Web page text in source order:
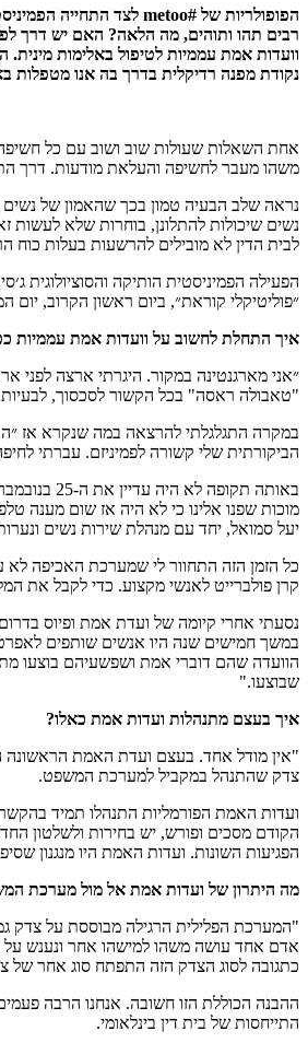
הפופולריות של #metoo לצד התחייה
רבים תהו ותוהים, מה הלאה? האם יש דרך
וועדות אמת עממיות לטיפול באלימות
נקודת מפנה רדיקלית בדרך בה אנו מטפלות
אחת השאלות שעולות שוב ושוב עם כל
משהו מעבר לחשיפה והעלאת מודעות. דרך
נראה שלב הבעיה טמון בכך שהאמון של נשים
נשים שיכולות להתלונן, בוחרות שלא
לבית הדין לא מובילים להרשעות בעלות
הפעילה הפמיניסטית הותיקה והסוציולוגית
״פוליטיקלי קוראת״, ביום ראשון הקרוב, יום המאבק הבינלאומי באלימות נגד נשים (25.11.2018). בראיון
איך התחלת לחשוב על וועדות אמת עממיות
״אני מארגנטינה במקור. היגרתי ארצה
"טאבולה ראסה" בכל הקשור לסכסוך, לבעיות
במקרה התגלגלתי להרצאה במה שנקרא אז
הביקורתית שלי קשורה לפמיניזם. עברתי לחיפה וניהלתי את
באותה
יעל סמואל, יחד עם מנהלת שירות נשים
כל הזמן הזה התחוור לי שמערכת האכיפה לא
קרן פולברייט לאנשי מקצוע. כדי לקבל את
במשך חמישים שנה היו אנשים שותפים
הוועדה שהם דוברי אמת ושפשעיהם בוצעו
שבוצעו."
איך בעצם מתנהלות ועדות אמת כאלו?
"אין מודל אחד. בעצם ועדת האמת הראשונה
צדק שהתנהל במקביל למערכת המשפט.
ועדות האמת הפורמליות התנהלו תמיד בהקשר
הקודם מסכים ופורש, יש בחירות ולשלטון
הפגיעות השונות. ועדות האמת היו מנגנון
מה היתרון של ועדות אמת אל מול מערכת
"המערכת הפלילית הרגילה מבוססת על צדק
אדם אחד עושה משהו למישהו אחר ונענש על
כתגובה לסוג הצדק הזה התפתח סוג אחר של
ההבנה הכוללת הזו חשובה. אנחנו הרבה
התייחסות של בית דין בינלאומי.